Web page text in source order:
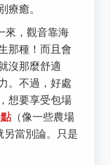
癒。
來，觀音靠海
那種！而且會
沒那麼舒適
。不過，好處
想要享受包場
（像一些農場
另當別論。只是